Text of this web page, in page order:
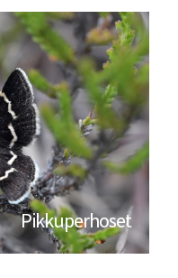
Pikkuperhoset